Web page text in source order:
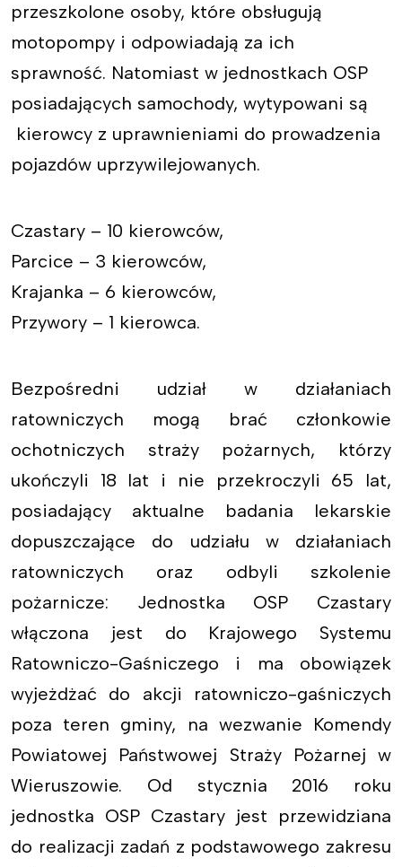
przeszkolone osoby, które obsługują
motopompy i odpowiadają za ich
sprawność. Natomiast w jednostkach OSP
posiadających samochody, wytypowani są
kierowcy z uprawnieniami do prowadzenia
pojazdów uprzywilejowanych.
Czastary – 10 kierowców,
Parcice – 3 kierowców,
Krajanka – 6 kierowców,
Przywory – 1 kierowca.
Bezpośredni udział w działaniach
ratowniczych mogą brać członkowie
ochotniczych straży pożarnych, którzy
ukończyli 18 lat i nie przekroczyli 65 lat,
posiadający aktualne badania lekarskie
dopuszczające do udziału w działaniach
ratowniczych oraz odbyli szkolenie
pożarnicze: Jednostka OSP Czastary
włączona jest do Krajowego Systemu
Ratowniczo-Gaśniczego i ma obowiązek
wyjeżdżać do akcji ratowniczo-gaśniczych
poza teren gminy, na wezwanie Komendy
Powiatowej Państwowej Straży Pożarnej w
Wieruszowie. Od stycznia 2016 roku
jednostka OSP Czastary jest przewidziana
do realizacji zadań z podstawowego zakresu